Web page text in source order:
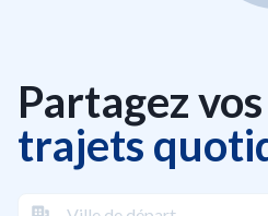
Partagez vos
trajets